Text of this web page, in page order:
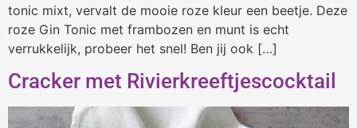
tonic mixt, vervalt de mooie roze kleur een beetje. Deze
roze Gin Tonic met frambozen en munt is echt
verrukkelijk, probeer het snel! Ben jij ook […]
Cracker met Rivierkreeftjescocktail